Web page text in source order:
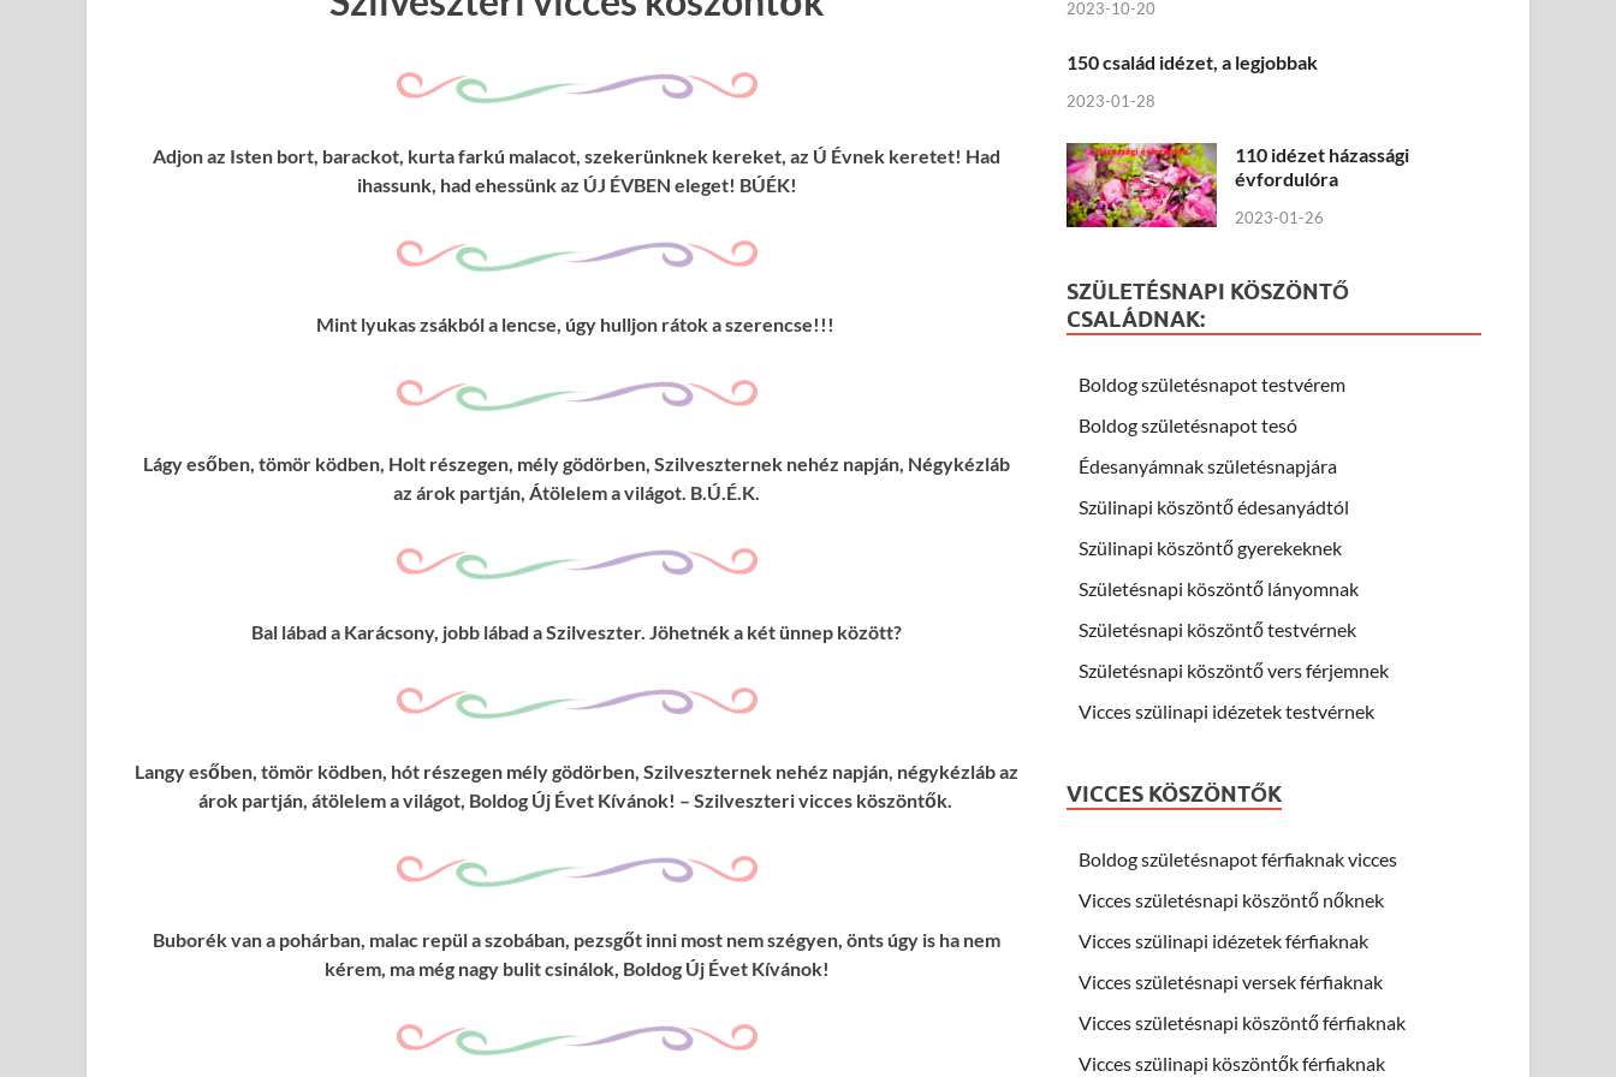
Adjon az Isten bort, barackot, kurta farkú malacot, szekerünknek kereket, az Ú Évnek keretet! Had
ihassunk, had ehessünk az ÚJ ÉVBEN eleget! BÚÉK!
Mint lyukas zsákból a lencse, úgy hulljon rátok a szerencse!!!
Lágy esőben, tömör ködben, Holt részegen, mély gödörben, Szilveszternek nehéz napján, Négykézláb
az árok partján, Átölelem a világot. B.Ú.É.K.
Bal lábad a Karácsony, jobb lábad a Szilveszter. Jöhetnék a két ünnep között?
Langy esőben, tömör ködben, hót részegen mély gödörben, Szilveszternek nehéz napján, négykézláb az
árok partján, átölelem a világot, Boldog Új Évet Kívánok! – Szilveszteri vicces köszöntők.
Buborék van a pohárban, malac repül a szobában, pezsgőt inni most nem szégyen, önts úgy is ha nem
kérem, ma még nagy bulit csinálok, Boldog Új Évet Kívánok!
2023-10-20
150 család idézet, a legjobbak
2023-01-28
110 idézet házassági
évfordulóra
2023-01-26
SZÜLETÉSNAPI KÖSZÖNTŐ
CSALÁDNAK:
Boldog születésnapot testvérem
Boldog születésnapot tesó
Édesanyámnak születésnapjára
Szülinapi köszöntő édesanyádtól
Szülinapi köszöntő gyerekeknek
Születésnapi köszöntő lányomnak
Születésnapi köszöntő testvérnek
Születésnapi köszöntő vers férjemnek
Vicces szülinapi idézetek testvérnek
VICCES KÖSZÖNTŐK
Boldog születésnapot férfiaknak vicces
Vicces születésnapi köszöntő nőknek
Vicces szülinapi idézetek férfiaknak
Vicces születésnapi versek férfiaknak
Vicces születésnapi köszöntő férfiaknak
Vicces szülinapi köszöntők férfiaknak